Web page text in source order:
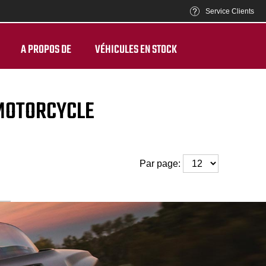
Service Clients
A PROPOS DE VÉHICULES EN STOCK
Par page: